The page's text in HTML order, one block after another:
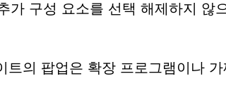
가 구성 요소를 선택 해제하지 않
트의 팝업은 확장 프로그램이나 가